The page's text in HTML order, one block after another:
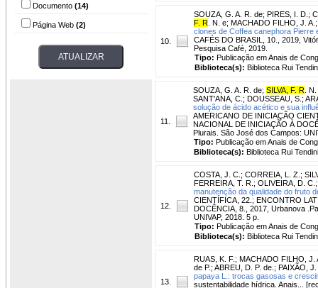
Documento (14)
Página Web (2)
10.
SOUZA, G. A. R. de; PIRES, I. D. ;
F. R . N. e; MACHADO FILHO, J. A.
clones de Coffea canephora Pierre
CAFÉS DO BRASIL, 10., 2019,
Pesquisa Café, 2019.
Tipo: Publicação em Anais de
Biblioteca(s): Biblioteca Rui
11.
SOUZA, G. A. R. de; SILVA, F. R .
SANT'ANA, C. ; DOUSSEAU, S. ;
solução de ácido acético e sua
AMERICANO DE INICIAÇÃO
NACIONAL DE INICIAÇÃO À
Plurais. São José dos Campos:
Tipo: Publicação em Anais de
Biblioteca(s): Biblioteca Rui
12.
COSTA, J. C. ; CORREIA, L. Z. ;
FERREIRA, T. R. ; OLIVEIRA, D. C. ;
manutenção da qualidade do fruto
CIENTÍFICA, 22.; ENCONTRO
DOCÊNCIA, 8., 2017, Urbanova
UNIVAP, 2018. 5 p.
Tipo: Publicação em Anais de
Biblioteca(s): Biblioteca Rui
13.
RUAS, K. F. ; MACHADO FILHO, J.
de P. ; ABREU, D. P. de. ; PAIXÃO, J.
papaya L.: trocas gasosas e
sustentabilidade hídrica. Anais...